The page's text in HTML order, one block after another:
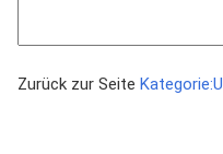
Zurück zur Seite